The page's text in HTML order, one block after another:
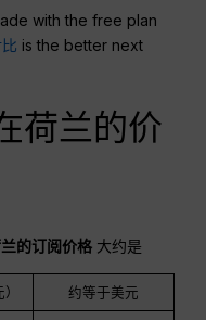
with the free plan
is the better next
荷兰的价
的订阅价格 大约是
约等于美元